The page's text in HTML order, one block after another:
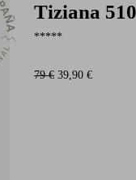
Tiziana 510
*****
79 € 39,90 €